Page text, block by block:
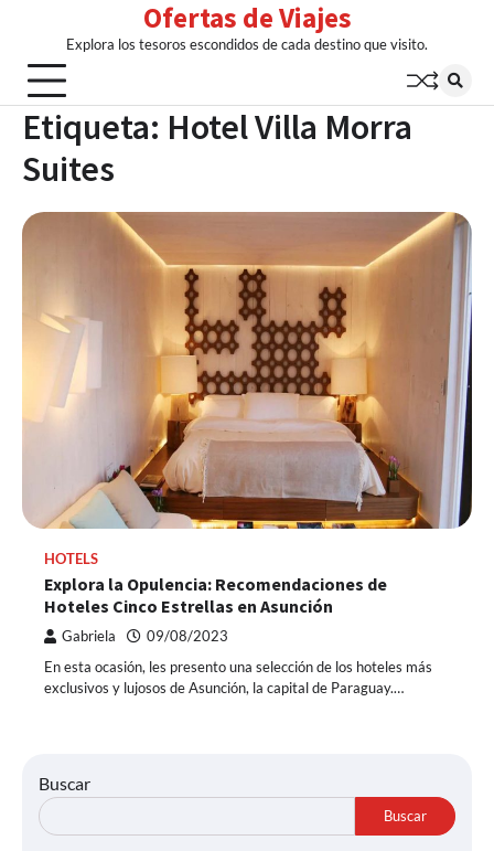
content
Ofertas de Viajes
Explora los tesoros escondidos de cada destino que visito.
Etiqueta: Hotel Villa Morra
Suites
HOTELS
Explora la Opulencia: Recomendaciones de
Hoteles Cinco Estrellas en Asunción
Gabriela 09/08/2023
En esta ocasión, les presento una selección de los hoteles más
exclusivos y lujosos de Asunción, la capital de Paraguay.…
Buscar
Buscar